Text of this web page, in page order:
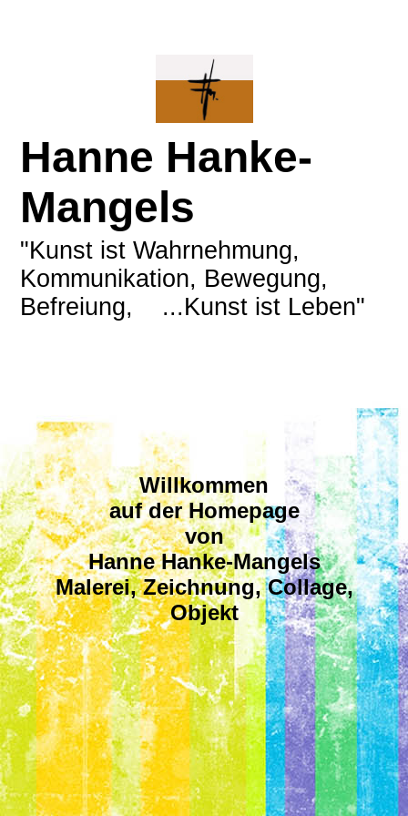
Hanne Hanke-
Mangels
"Kunst ist Wahrnehmung,
Kommunikation, Bewegung,
Befreiung, ...Kunst ist Leben"
Willkommen
auf der Homepage
von
Hanne Hanke-Mangels
Malerei, Zeichnung, Collage,
Objekt